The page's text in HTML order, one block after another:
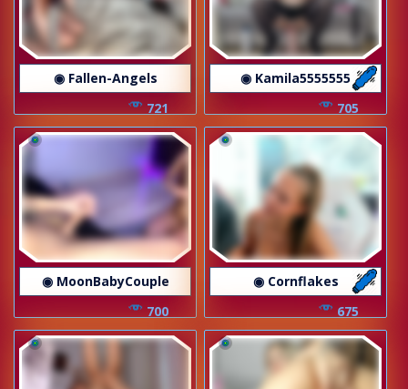
◉ Fallen-Angels
721
◉ Kamila5555555
705
◉ MoonBabyCouple
700
◉ Cornflakes
675